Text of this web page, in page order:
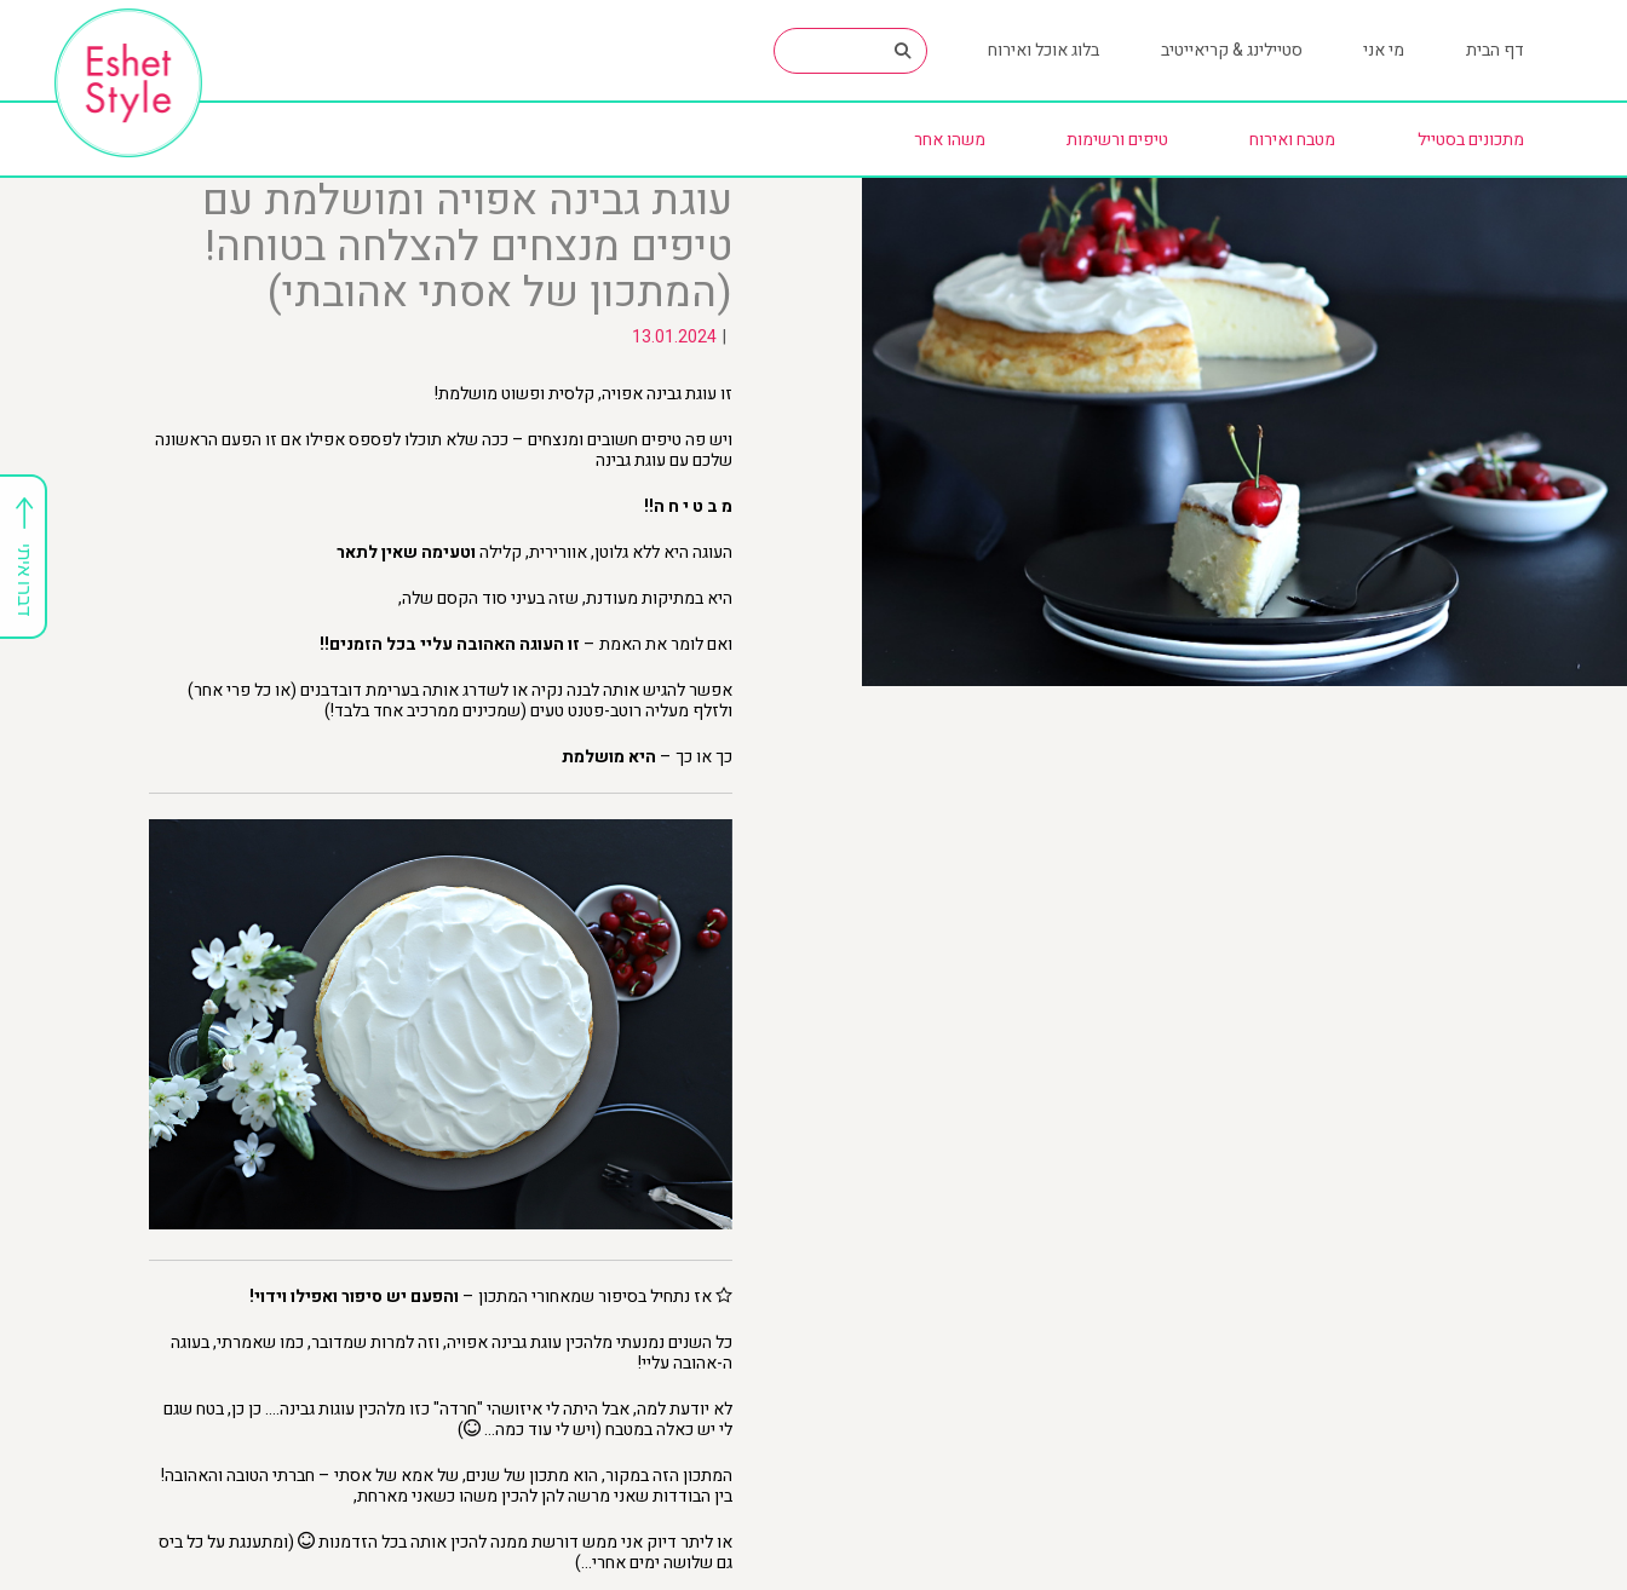
דף הבית מי אני סטיילינג & קריאייטיב בלוג אוכל ואירוח
מתכונים בסטייל מטבח ואירוח טיפים ורשימות משהו אחר
עוגת גבינה אפויה ומושלמת עם
טיפים מנצחים להצלחה בטוחה!
(המתכון של אסתי אהובתי)
|
13.01.2024
זו עוגת גבינה אפויה, קלסית ופשוט מושלמת!
ויש פה טיפים חשובים ומנצחים – ככה שלא תוכלו לפספס אפילו אם זו הפעם הראשונה
שלכם עם עוגת גבינה
מ ב ט י ח ה!!
העוגה היא ללא גלוטן, אוורירית, קלילהוטעימה שאין לתאר
היא במתיקות מעודנת, שזה בעיני סוד הקסם שלה,
ואם לומר את האמת – זו העוגה האהובה עליי בכל הזמנים!!
אפשר להגיש אותה לבנה נקיה או לשדרג אותה בערימת דובדבנים (או כל פרי אחר)
ולזלף מעליה רוטב-פטנט טעים (שמכינים ממרכיב אחד בלבד!)
כך או כך – היא מושלמת
אז נתחיל בסיפור שמאחורי המתכון – והפעם יש סיפור ואפילו וידוי!
כל השנים נמנעתי מלהכין עוגת גבינה אפויה, וזה למרות שמדובר, כמו שאמרתי, בעוגה
ה-אהובה עליי!
לא יודעת למה, אבל היתה לי איזושהי "חרדה" כזו מלהכין עוגות גבינה…. כן כן, בטח שגם
לי יש כאלה במטבח (ויש לי עוד כמה…
)
המתכון הזה במקור, הוא מתכון של שנים, של אמא של אסתי – חברתי הטובה והאהובה!
בין הבודדות שאני מרשה להן להכין משהו כשאני מארחת,
או ליתר דיוק אני ממש דורשת ממנה להכין אותה בכל הזדמנות
(ומתענגת על כל ביס
גם שלושה ימים אחרי…)
דברו איתי